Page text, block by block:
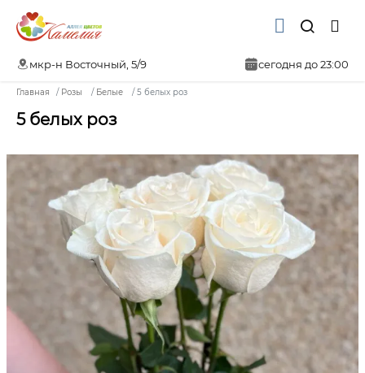
мкр-н Восточный, 5/9 сегодня до 23:00
Главная Розы Белые 5 белых роз
5 белых роз